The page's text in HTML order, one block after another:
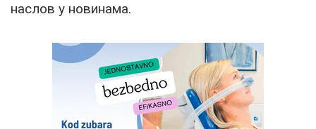
наслов у новинама.